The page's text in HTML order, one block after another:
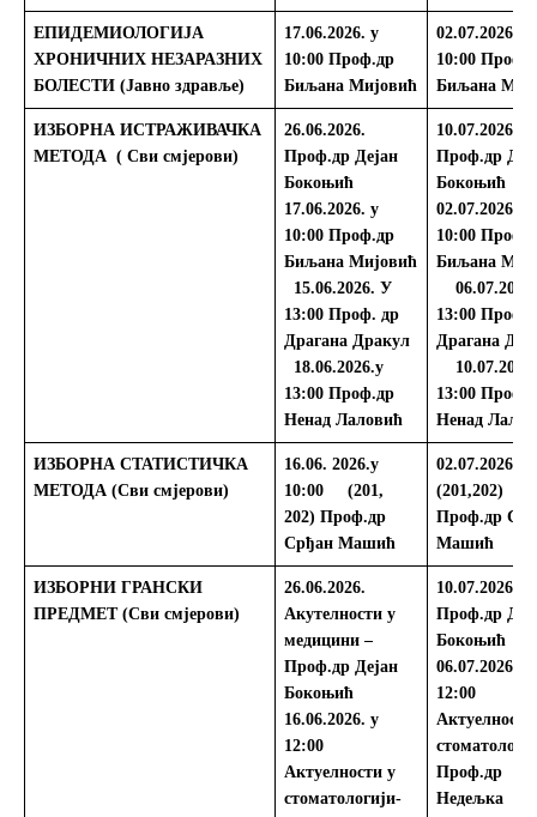
ЕПИДЕМИОЛОГИЈА
ХРОНИЧНИХ НЕЗАРАЗНИХ
БОЛЕСТИ (Јавно здравље)
17.06.2026. у
10:00 Проф.др
Биљана Мијовић
02.07.2026.
10:00
Биљана
ИЗБОРНА ИСТРАЖИВАЧКА
МЕТОДА ( Сви смјерови)
26.06.2026.
Проф.др Дејан
Бокоњић
17.06.2026. у
10:00 Проф.др
Биљана Мијовић
15.06.2026. У
13:00 Проф. др
Драгана Дракул
18.06.2026.у
13:00 Проф.др
Ненад Лаловић
10.07.2026.
Проф.др
Бокоњић
02.07.2026.
10:00
Биљана
13:00 Проф.
Драгана
13:00
Ненад
ИЗБОРНА СТАТИСТИЧКА
МЕТОДА (Сви смјерови)
16.06. 2026.у
10:00 (201,
202) Проф.др
Срђан Машић
02.07.2026.у
(201,202)
Проф.др
Машић
ИЗБОРНИ ГРАНСКИ
ПРЕДМЕТ (Сви смјерови)
26.06.2026.
Акутелности у
медицини –
Проф.др Дејан
Бокоњић
16.06.2026. у
12:00
Актуелности у
стоматологији-
10.07.2026.
Проф.др
Бокоњић
06.07.2026. у
12:00
Проф.др
Недељка